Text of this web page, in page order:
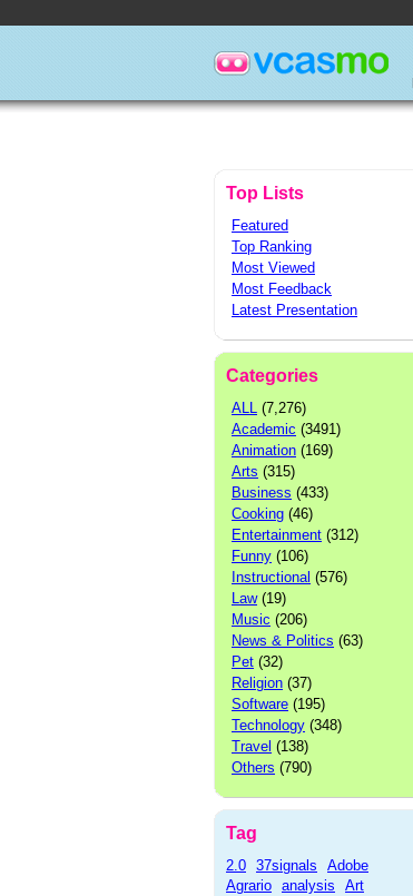
Top Lists
Featured
Top Ranking
Most Viewed
Most Feedback
Latest Presentation
Categories
ALL (7,276)
Academic (3491)
Animation (169)
Arts (315)
Business (433)
Cooking (46)
Entertainment (312)
Funny (106)
Instructional (576)
Law(19)
Music (206)
News & Politics (63)
Pet (32)
Religion (37)
Software (195)
Technology (348)
Travel (138)
Others (790)
Tag
2.0 37signals
Adobe
Agrario analysis
Art